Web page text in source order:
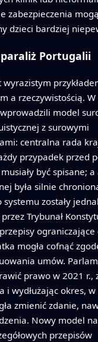
zabezpieczenia
dzieci bardziej
Portugalii
a rzeczywistością. W
model
z surowymi
centralna rada
przypadek przed
być spisane;
była silnie
zostały
Trybunał
ograniczające
mogła cofnąć
umów.
prawo w 2021 r.,
i wydłużając okres,
zmienić zdanie,
Nowy model
przepisów